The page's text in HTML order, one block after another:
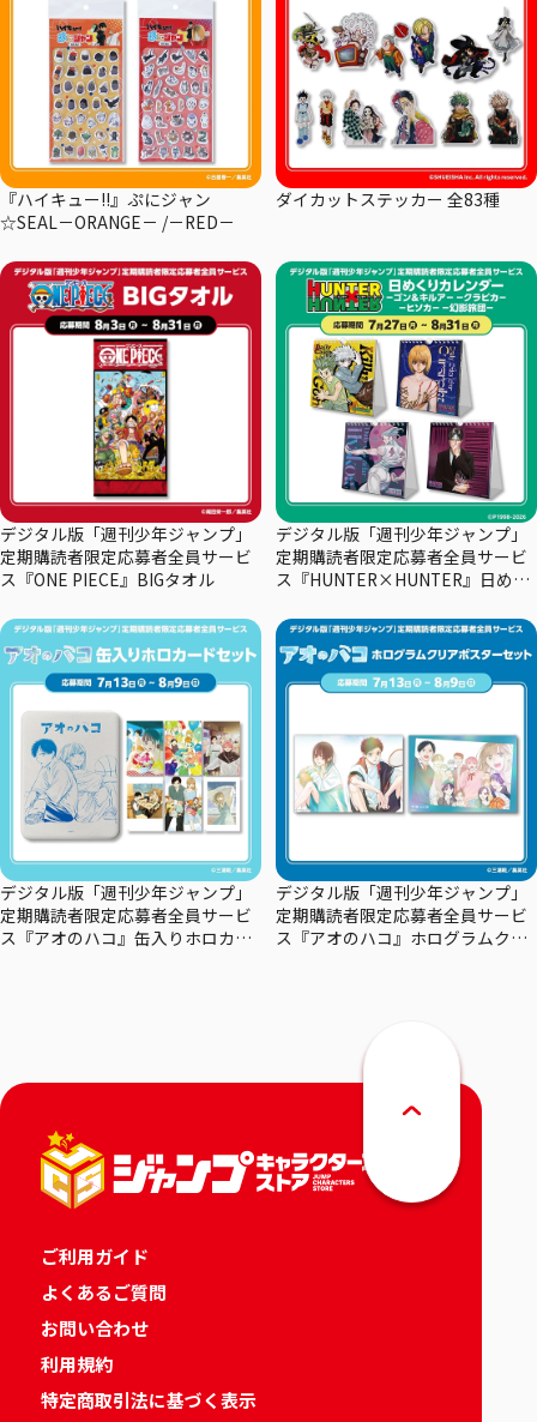
『ハイキュー!!』ぷにジャン
☆SEAL－ORANGE－ /－RED－
ダイカットステッカー 全83種
デジタル版「週刊少年ジャンプ」
定期購読者限定応募者全員サービ
ス『ONE PIECE』BIGタオル
デジタル版「週刊少年ジャンプ」
定期購読者限定応募者全員サービ
ス『HUNTER×HUNTER』日めく
デジタル版「週刊少年ジャンプ」
定期購読者限定応募者全員サービ
ス『アオのハコ』缶入りホロカー
デジタル版「週刊少年ジャンプ」
定期購読者限定応募者全員サービ
ス『アオのハコ』ホログラムクリ
ご利用ガイド
よくあるご質問
お問い合わせ
利用規約
特定商取引法に基づく表示